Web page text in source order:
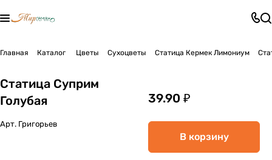
Главная Каталог Цветы Сухоцветы Статица Кермек Лимониум
Статица Суприм
Голубая
Арт. Григорьев
39.90 ₽
В корзину